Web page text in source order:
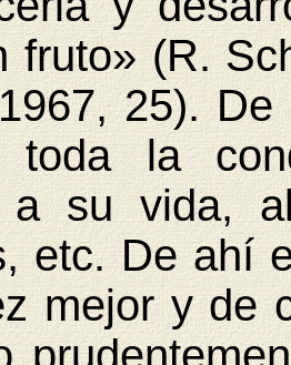
fruto» (R.
25).
toda la
a su vida,
etc. De ahí
mejor y de